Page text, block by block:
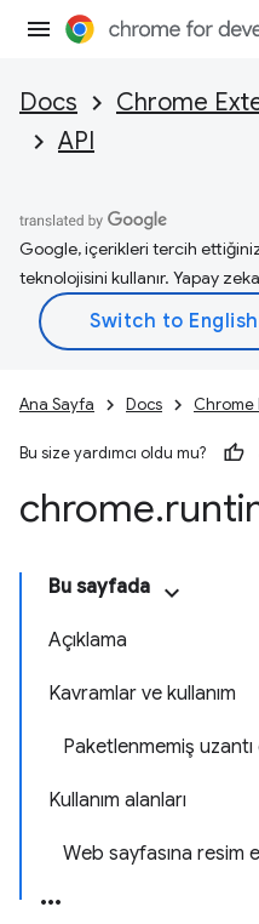
Docs Chrome
API
Google, içerikleri tercih
teknolojisini kullanır. Yapay
Ana Sayfa Docs Chrome
Bu size yardımcı oldu mu?
chrome.
Bu sayfada
Açıklama
Kavramlar ve kullanım
Paketlenmemiş uzantı
Kullanım alanları
Web sayfasına resim